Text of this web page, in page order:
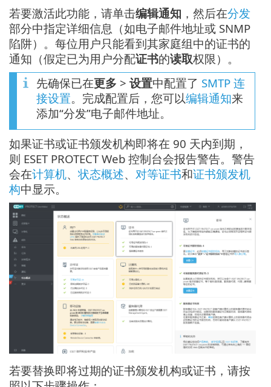
若要激活此功能，请单击编辑通知 ，然后在分发
部分中指定详细信息（如电子邮件地址或 SNMP
陷阱）。每位用户只能看到其家庭组中的证书的
通知（假定已为用户分配证书的读取权限）。
先确保已在更多 > 设置中配置了 SMTP 连
接设置。完成配置后，您可以编辑通知来
添加“分发”电子邮件地址。
如果证书或证书颁发机构即将在 90 天内到期，
则 ESET PROTECT Web 控制台会报告警告。警告
会在计算机、状态概述、 对等证书和证书颁发机
构中显示。
若要替换即将过期的证书颁发机构或证书，请按